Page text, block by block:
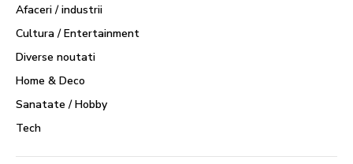
Afaceri / industrii
Cultura / Entertainment
Diverse noutati
Home & Deco
Sanatate / Hobby
Tech